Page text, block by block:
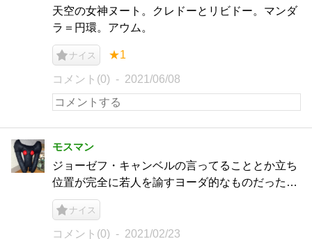
天空の女神ヌート。クレドーとリビドー。マンダ
ラ＝円環。アウム。
ナイス ★1
コメント(0) 2021/06/08
モスマン
ジョーゼフ・キャンベルの言ってることとか立ち
位置が完全に若人を諭すヨーダ的なものだった…
ナイス
コメント(0) 2021/02/23